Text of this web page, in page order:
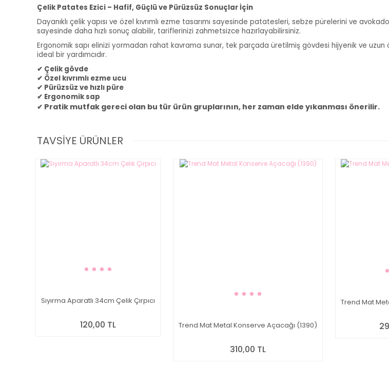
Çelik Patates Ezici – Hafif, Güçlü ve Pürüzsüz Sonuçlar İçin
Dayanıklı çelik yapısı ve özel kıvrımlı ezme tasarımı sayesinde patatesleri, sebze pürelerini ve
sayesinde daha hızlı sonuç alabilir, tariflerinizi zahmetsizce hazırlayabilirsiniz.
Ergonomik sapı elinizi yormadan rahat kavrama sunar, tek parçada üretilmiş gövdesi hijyenik ve
ideal bir yardımcıdır.
✔ Çelik gövde
✔ Özel kıvrımlı ezme ucu
✔ Pürüzsüz ve hızlı püre
✔ Ergonomik sap
✔ Pratik mutfak gereci olan bu tür ürün gruplarının, her zaman elde yıkanması önerilir.
TAVSİYE ÜRÜNLER
Sıyırma Aparatlı 34cm Çelik Çırpıcı
120,00 TL Trend Mat Metal Konserve Açacağı (1390)
310,00 TL
Trend Mat